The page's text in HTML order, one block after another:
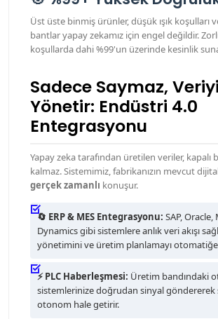
Üst üste binmiş ürünler, düşük ışık koşulları
bantlar yapay zekamız için engel değildir.
koşullarda dahi %99'un üzerinde kesinlik
Sadece Saymaz, Veriyi
Yönetir: Endüstri 4.0
Entegrasyonu
Yapay zeka tarafından üretilen veriler, kapalı
kalmaz. Sistemimiz, fabrikanızın mevcut
gerçek zamanlı konuşur.
🔄 ERP & MES Entegrasyonu: SAP,
Dynamics gibi sistemlere anlık veri akışı
yönetimini ve üretim planlamayı
⚡ PLC Haberleşmesi: Üretim bandındaki
sistemlerinize doğrudan sinyal göndererek
otonom hale getirir.